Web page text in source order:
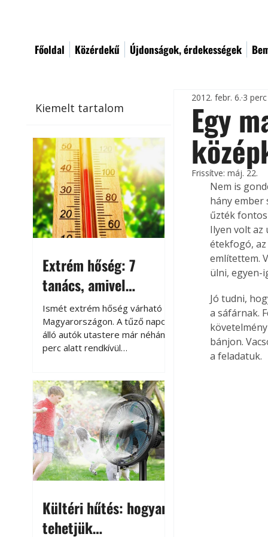
Főoldal Közérdekű Újdonságok, érdekességek
Kiemelt tartalom
Extrém hőség: 7
tanács, amivel
megóvhatjuk
autónkat a nyári
károktól
Ismét extrém hőség várható
Magyarországon. A tűző napon
álló autók utastere már néhány
perc alatt rendkívül
megközelítheti. Ez nemcsak a
beszállást teszi kellemetlenné,
hanem az autó állapotára és a
benne hagyott tárgyakra is
káros hatással lehet. Néhány
egyszerű óvintézkedéssel
azonban jelentősen
csökkenthetjük a hőség káros
Kültéri hűtés: hogyan
tehetjük
Egy
2012. febr. 6. 3
Frissítve:máj. 22.
Nem is
hány
űzték
Ilyen volt az
étekfogó,
említettem.
ülni, egyen-
Jó tudni,
a sáfárnak.
bánjon.
a feladatuk.